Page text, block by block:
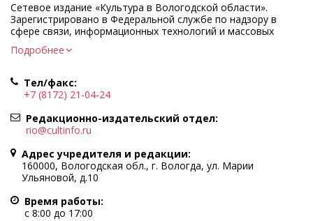
Сетевое издание «Культура в Вологодской области».
Зарегистрировано в Федеральной службе по надзору в
сфере связи, информационных технологий и массовых
коммуникаций.
Регистрационный номер и дата принятия решения о
Учредитель КУ ВО «Информационно-аналитический центр
культуры»
Адрес учредителя и редакции: 160000, Вологодская обл., г.
Вологда, ул. Марии Ульяновой, д.10
Главный редактор — Легчанова Елена Григорьевна
Политика в отношении обработки персональных данных
При полном или частичном использовании информации
портала гиперссылка на cultinfo.ru обязательна.
Редакция не несет ответственности за достоверность
Подробнее
Тел/факс:
+7 (8172) 21-04-24
Редакционно-издательский отдел:
rio@cultinfo.ru
Адрес учредителя и редакции:
160000, Вологодская обл., г. Вологда, ул. Марии
Ульяновой, д.10
Время работы:
с 8:00 до 17:00